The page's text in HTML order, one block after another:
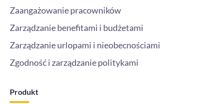
Zaangażowanie pracowników
Zarządzanie benefitami i budżetami
Zarządzanie urlopami i nieobecnościami
Zgodność i zarządzanie politykami
Produkt